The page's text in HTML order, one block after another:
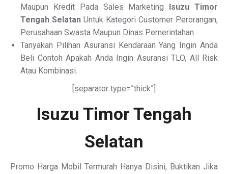
Maupun Kredit Pada Sales Marketing Isuzu Timor
Tengah Selatan Untuk Kategori Customer Perorangan,
Perusahaan Swasta Maupun Dinas Pemerintahan.
Tanyakan Pilihan Asuransi Kendaraan Yang Ingin Anda
Beli Contoh Apakah Anda Ingin Asuransi TLO, All Risk
Atau Kombinasi.
[separator type=”thick”]
Isuzu Timor Tengah
Selatan
Promo Harga Mobil Termurah Hanya Disini, Buktikan Jika